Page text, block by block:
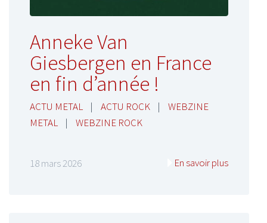
Anneke Van
Giesbergen en France
en fin d’année !
ACTU METAL | ACTU ROCK |
WEBZINE
METAL
| WEBZINE ROCK
18 mars 2026 En savoir plus